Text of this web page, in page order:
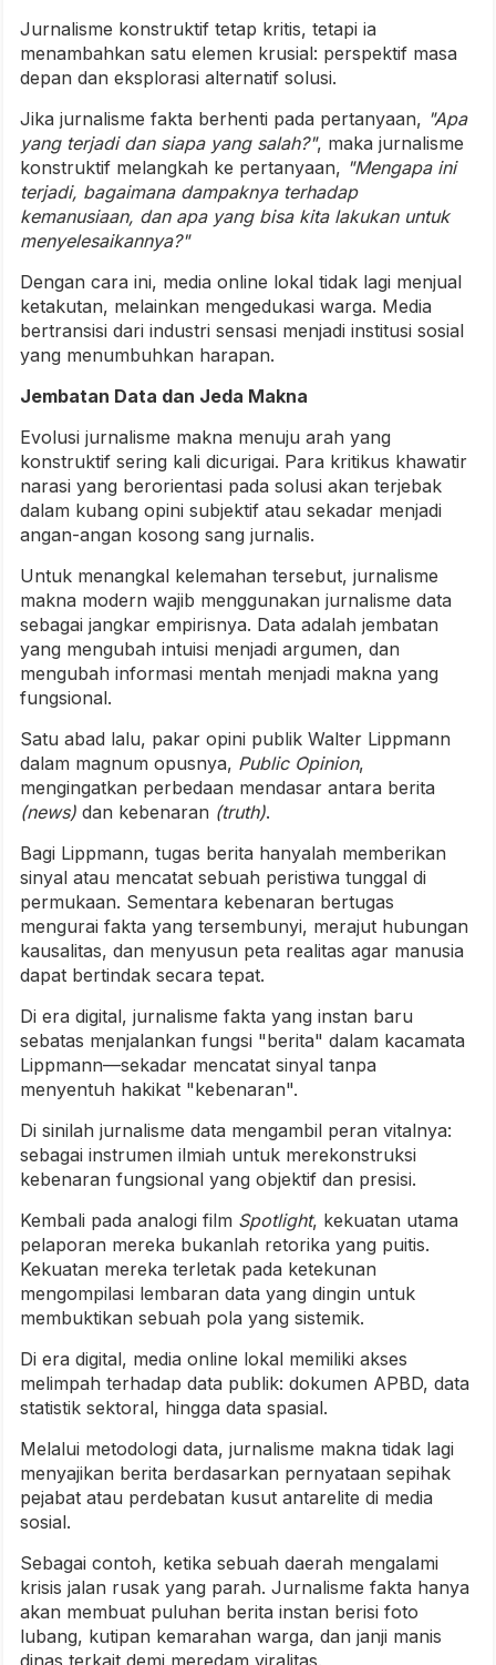
Jurnalisme konstruktif tetap kritis, tetapi ia
menambahkan satu elemen krusial: perspektif masa
depan dan eksplorasi alternatif solusi.
Jika jurnalisme fakta berhenti pada pertanyaan, "Apa
yang terjadi dan siapa yang salah?", maka jurnalisme
konstruktif melangkah ke pertanyaan, "Mengapa ini
terjadi, bagaimana dampaknya terhadap
kemanusiaan, dan apa yang bisa kita lakukan untuk
menyelesaikannya?"
Dengan cara ini, media online lokal tidak lagi menjual
ketakutan, melainkan mengedukasi warga. Media
bertransisi dari industri sensasi menjadi institusi sosial
yang menumbuhkan harapan.
Jembatan Data dan Jeda Makna
Evolusi jurnalisme makna menuju arah yang
konstruktif sering kali dicurigai. Para kritikus khawatir
narasi yang berorientasi pada solusi akan terjebak
dalam kubang opini subjektif atau sekadar menjadi
angan-angan kosong sang jurnalis.
Untuk menangkal kelemahan tersebut, jurnalisme
makna modern wajib menggunakan jurnalisme data
sebagai jangkar empirisnya. Data adalah jembatan
yang mengubah intuisi menjadi argumen, dan
mengubah informasi mentah menjadi makna yang
fungsional.
Satu abad lalu, pakar opini publik Walter Lippmann
dalam magnum opusnya, Public Opinion,
mengingatkan perbedaan mendasar antara berita
(news) dan kebenaran (truth).
Bagi Lippmann, tugas berita hanyalah memberikan
sinyal atau mencatat sebuah peristiwa tunggal di
permukaan. Sementara kebenaran bertugas
mengurai fakta yang tersembunyi, merajut hubungan
kausalitas, dan menyusun peta realitas agar manusia
dapat bertindak secara tepat.
Di era digital, jurnalisme fakta yang instan baru
sebatas menjalankan fungsi "berita" dalam kacamata
Lippmann—sekadar mencatat sinyal tanpa
menyentuh hakikat "kebenaran".
Di sinilah jurnalisme data mengambil peran vitalnya:
sebagai instrumen ilmiah untuk merekonstruksi
kebenaran fungsional yang objektif dan presisi.
Kembali pada analogi film Spotlight, kekuatan utama
pelaporan mereka bukanlah retorika yang puitis.
Kekuatan mereka terletak pada ketekunan
mengompilasi lembaran data yang dingin untuk
membuktikan sebuah pola yang sistemik.
Di era digital, media online lokal memiliki akses
melimpah terhadap data publik: dokumen APBD, data
statistik sektoral, hingga data spasial.
Melalui metodologi data, jurnalisme makna tidak lagi
menyajikan berita berdasarkan pernyataan sepihak
pejabat atau perdebatan kusut antarelite di media
sosial.
Sebagai contoh, ketika sebuah daerah mengalami
krisis jalan rusak yang parah. Jurnalisme fakta hanya
akan membuat puluhan berita instan berisi foto
lubang, kutipan kemarahan warga, dan janji manis
dinas terkait demi meredam viralitas.